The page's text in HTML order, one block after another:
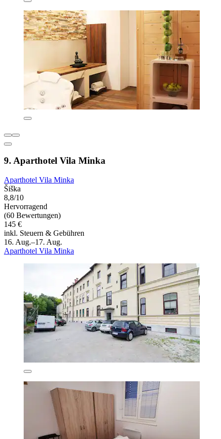
9. Aparthotel Vila Minka
Aparthotel Vila Minka
Šiška
8,8/10
Hervorragend
(60 Bewertungen)
145 €
inkl. Steuern & Gebühren
16. Aug.–17. Aug.
Aparthotel Vila Minka